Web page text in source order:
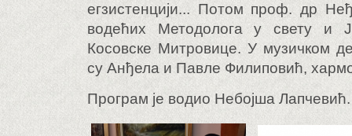
егзистенцији... Потом проф. др
водећих Методолога у свету и
Косовске Митровице. У музичком
су Анђела и Павле Филиповић,
Програм је водио Небојша Лапчевић.